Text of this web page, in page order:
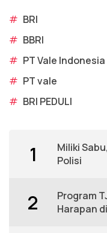
# BRI
# BBRI
# PT Vale
# PT vale
# BRI PEDULI
1
Miliki
Polisi
2
Program
Harapan